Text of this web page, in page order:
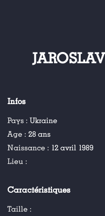
Infos
Pays : Ukraine
Age : 28 ans
Naissance : 12 avril 1989
Lieu :
Caractéristiques
Taille :